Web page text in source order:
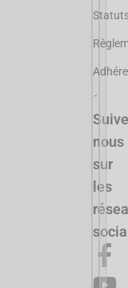
nous
sur
les